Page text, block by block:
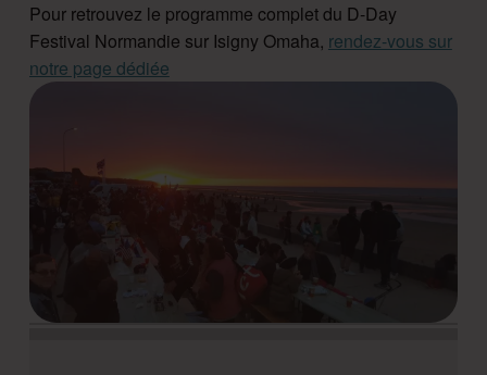
Pour retrouvez le programme complet du D-Day
Festival Normandie sur Isigny Omaha, rendez-vous sur
notre page dédiée